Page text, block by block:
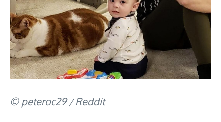
© peteroc29 / Reddit